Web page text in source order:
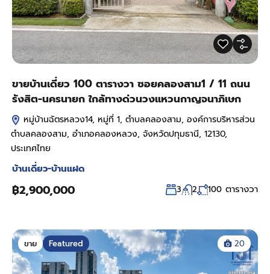
ขายบ้านเดี่ยว 100 ตารางวา ซอยคลองสาม1 / 11 ถนน
รังสิต-นครนายก ใกล้ทางด่วนวงแหวนกาญจนาภิเษก
หมู่บ้านฉัตรหลวง14, หมู่ที่ 1, ตำบลคลองสาม, องค์การบริหารส่วน
ตำบลคลองสาม, อำเภอคลองหลวง, จังหวัดปทุมธานี, 12130,
ประเทศไทย
บ้านเดี่ยว-บ้านแฝด
฿2,900,000 3 2 100 ตารางวา
ขาย Featured 20